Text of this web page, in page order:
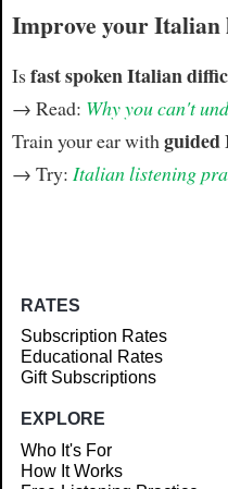
Improve your Italian
Isfast spoken Italian
→ Read: Why you can't
Train your ear withguided
→ Try: Italian listening
RATES
Subscription Rates
Educational Rates
Gift Subscriptions
EXPLORE
Who It's For
How It Works